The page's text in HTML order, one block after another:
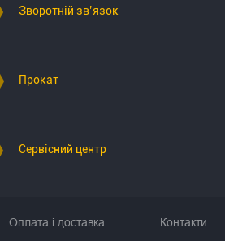
Зворотній зв’язок
Прокат
Сервісний центр
Оплата і доставка Контакти